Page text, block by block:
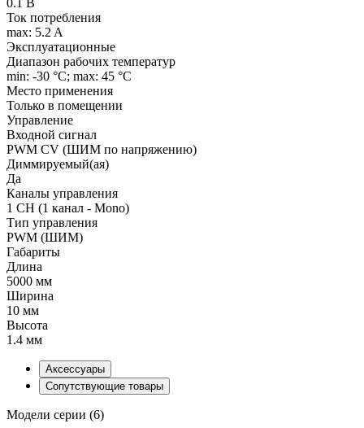
Ток потребления
max: 5.2 A
Эксплуатационные
Диапазон рабочих температур
min: -30 °C; max: 45 °C
Место применения
Только в помещении
Управление
Входной сигнал
PWM СV (ШИМ по напряжению)
Диммируемый(ая)
Да
Каналы управления
1 CH (1 канал - Mono)
Тип управления
PWM (ШИМ)
Габариты
Длина
5000 мм
Ширина
10 мм
Высота
1.4 мм
Аксессуары
Сопутствующие товары
Модели серии (6)